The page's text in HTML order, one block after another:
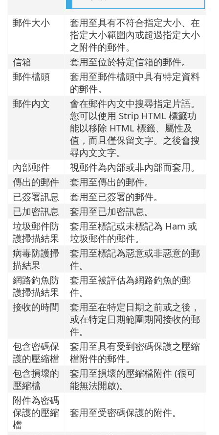
郵件大小
套用至具有不符合指定大小、在
指定大小範圍內或超過指定大小
之附件的郵件。
信箱
套用至位於特定信箱的郵件。
郵件檔頭
套用至郵件檔頭中具有特定資料
的郵件。
郵件內文
會在郵件內文中搜尋指定片語。
您可以使用 Strip HTML 標籤功
能以移除 HTML 標籤、屬性及
值，而且僅保留文字。之後會搜
尋內文文字。
內部郵件
視郵件為內部或非內部而套用。
傳出的郵件
套用至傳出的郵件。
已簽署訊息
套用至已簽署的郵件。
已加密訊息
套用至已加密訊息。
垃圾郵件防
護掃描結果
套用至標記或未標記為 Ham 或
垃圾郵件的郵件。
病毒防護掃
描結果
套用至標記為惡意或非惡意的郵
件。
網路釣魚防
護掃描結果
套用至被評估為網路釣魚的郵
件。
接收的時間
套用至在特定日期之前或之後，
或在特定日期範圍期間接收的郵
件。
包含密碼保
護的壓縮檔
套用至具有受到密碼保護之壓縮
檔附件的郵件。
包含損壞的
壓縮檔
套用至損壞的壓縮檔附件 (很可
能無法開啟)。
附件為密碼
保護的壓縮
檔
套用至受密碼保護的附件。